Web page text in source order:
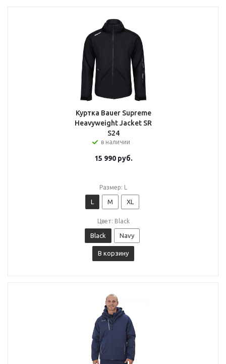
Куртка Bauer Supreme
Heavyweight Jacket SR
S24
в наличии
15 990руб.
Размер: L
L M XL
Цвет: Black
Black Navy
В корзину